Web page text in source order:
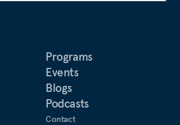
Programs
Events
Blogs
Podcasts
Contact